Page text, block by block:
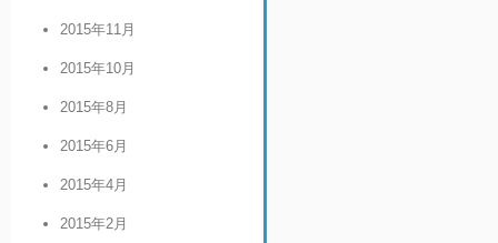
2015年11月
2015年10月
2015年8月
2015年6月
2015年4月
2015年2月